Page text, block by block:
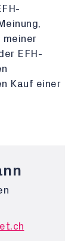
meiner
EFH-
Kauf einer